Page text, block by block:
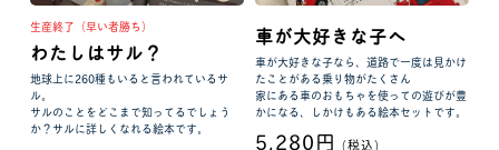
生産終了（早い者勝ち）
わたしはサル？
地球上に260種もいると言われているサ
ル。
サルのことをどこまで知ってるでしょう
か？サルに詳しくなれる絵本です。
車が大好きな子へ
車が大好きな子なら、道路で一度は見かけ
たことがある乗り物がたくさん
家にある車のおもちゃを使っての遊びが豊
かになる、しかけもある絵本セットです。
5,280円 (税込)